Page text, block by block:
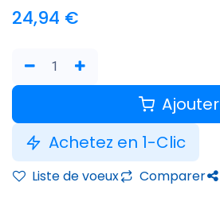
24,94 €
Ajouter
Achetez en 1-Clic
Liste de voeux Comparer